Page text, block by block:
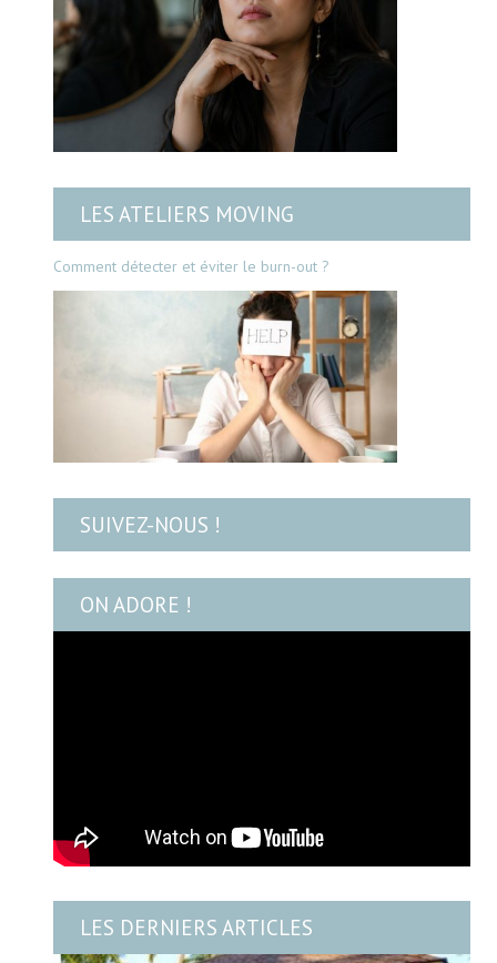
LES ATELIERS MOVING
Comment détecter et éviter le burn-out ?
SUIVEZ-NOUS !
ON ADORE !
LES DERNIERS ARTICLES